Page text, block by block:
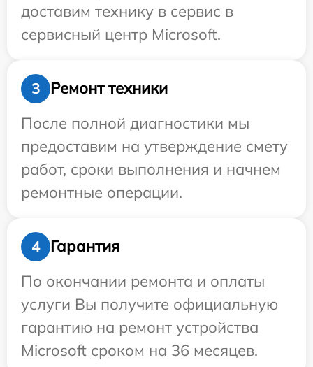
доставим технику в сервис в
сервисный центр Microsoft.
3
Ремонт техники
После полной диагностики мы
предоставим на утверждение смету
работ, сроки выполнения и начнем
ремонтные операции.
4
Гарантия
По окончании ремонта и оплаты
услуги Вы получите официальную
гарантию на ремонт устройства
Microsoft сроком на 36 месяцев.